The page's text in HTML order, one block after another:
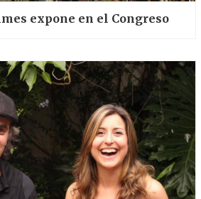
expone en el Congreso